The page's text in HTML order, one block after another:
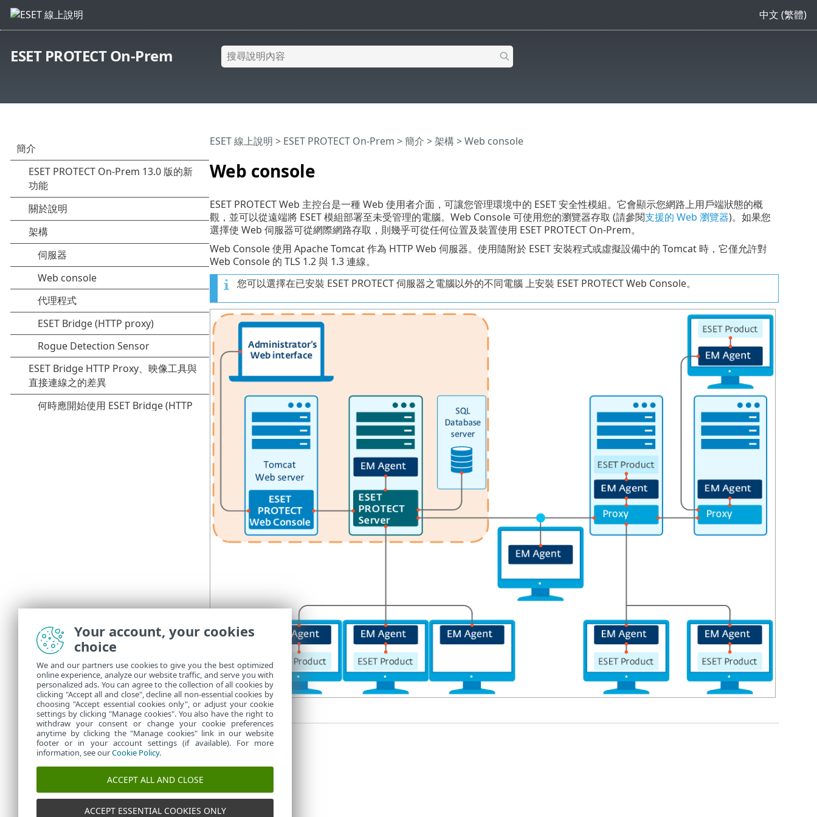
中文 (繁體)
ESET PROTECT On-Prem
Web console
ESET 線上說明 > ESET PROTECT On-Prem >簡介 >架構> Web console
ESET PROTECT Web 主控台是一種 Web 使用者介面，可讓您管理環境中的 ESET 安全性模組。它會顯示您網路上用戶端狀態的概
觀，並可以從遠端將 ESET 模組部署至未受管理的電腦。Web Console 可使用您的瀏覽器存取 (請參閱支援的 Web 瀏覽器)。如果您
選擇使 Web 伺服器可從網際網路存取，則幾乎可從任何位置及裝置使用 ESET PROTECT On-Prem。
Web Console 使用 Apache Tomcat 作為 HTTP Web 伺服器。使用隨附於 ESET 安裝程式或虛擬設備中的 Tomcat 時，它僅允許對
Web Console 的 TLS 1.2 與 1.3 連線。
您可以選擇在已安裝 ESET PROTECT 伺服器之電腦以外的不同電腦 上安裝 ESET PROTECT Web Console。
Your account, your cookies
choice
We and our partners use cookies to give you the best optimized
online experience, analyze our website traffic, and serve you with
personalized ads. You can agree to the collection of all cookies by
clicking "Accept all and close", decline all non-essential cookies by
choosing "Accept essential cookies only", or adjust your cookie
settings by clicking "Manage cookies". You also have the right to
withdraw your consent or change your cookie preferences
anytime by clicking the "Manage cookies" link in our website
footer or in your account settings (if available). For more
information, see ourCookie Policy.
ACCEPT ALL AND CLOSE
ACCEPT ESSENTIAL COOKIES ONLY